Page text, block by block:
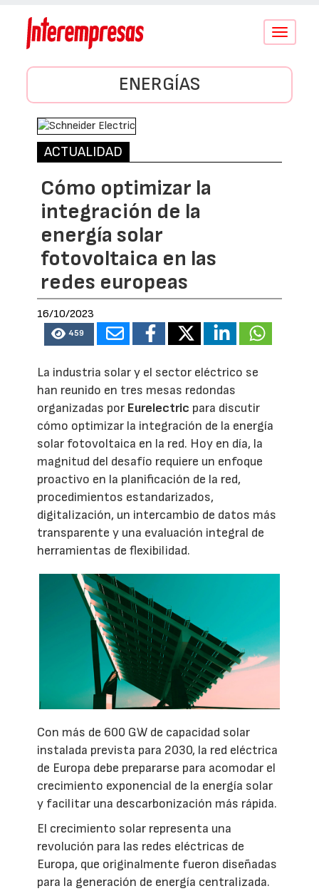
Conmutar
ENERGÍAS
ACTUALIDAD
Cómo optimizar la
integración de la
energía solar
fotovoltaica en las
redes europeas
16/10/2023
459
La industria solar y el sector eléctrico se
han reunido en tres mesas redondas
organizadas por Eurelectric para discutir
cómo optimizar la integración de la energía
solar fotovoltaica en la red. Hoy en día, la
magnitud del desafío requiere un enfoque
proactivo en la planificación de la red,
procedimientos estandarizados,
digitalización, un intercambio de datos más
transparente y una evaluación integral de
herramientas de flexibilidad.
Con más de 600 GW de capacidad solar
instalada prevista para 2030, la red eléctrica
de Europa debe prepararse para acomodar el
crecimiento exponencial de la energía solar
y facilitar una descarbonización más rápida.
El crecimiento solar representa una
revolución para las redes eléctricas de
Europa, que originalmente fueron diseñadas
para la generación de energía centralizada.